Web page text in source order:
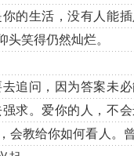
的生活，没有人能
笑得仍然灿烂。
问，因为答案未必
求。爱你的人，不
会教给你如何看人。